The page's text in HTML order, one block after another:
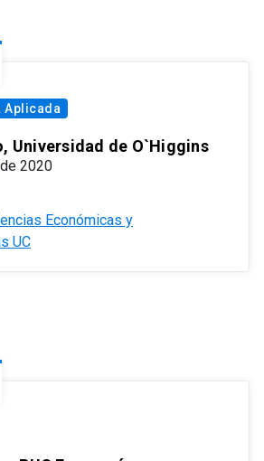
Aplicada
Universidad de O`Higgins
2020
Económicas y
UC